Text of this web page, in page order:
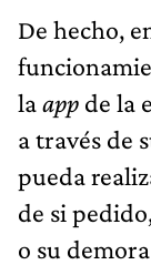
De hecho,
laapp de la
a través de
pueda
de si
o su